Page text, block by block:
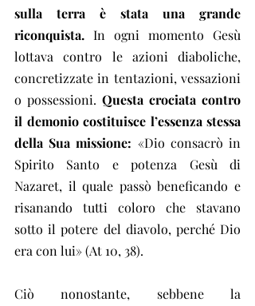
sulla terra è stata una grande
riconquista. In ogni momento Gesù
lottava contro le azioni diaboliche,
concretizzate in tentazioni, vessazioni
o possessioni. Questa crociata contro
il demonio costituisce l’essenza stessa
della Sua missione: «Dio consacrò in
Spirito Santo e potenza Gesù di
Nazaret, il quale passò beneficando e
risanando tutti coloro che stavano
sotto il potere del diavolo, perché Dio
era con lui» (At 10, 38).
Ciò nonostante, sebbene la